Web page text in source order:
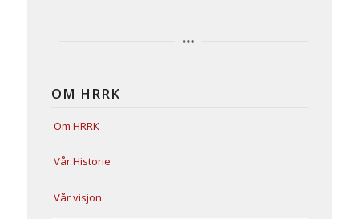
OM HRRK
Om HRRK
Vår Historie
Vår visjon